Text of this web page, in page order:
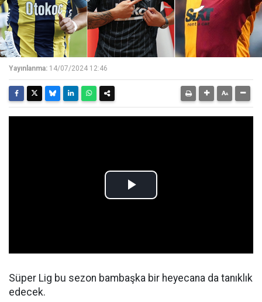
Yayınlanma: 14/07/2024 12:46
Süper Lig bu sezon bambaşka bir heyecana da tanıklık
edecek.